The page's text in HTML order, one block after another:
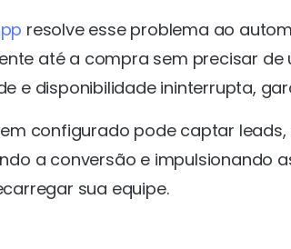
resolve esse problema ao
até a compra sem precisar
e disponibilidade ininterrupta,
configurado pode captar
a conversão e impulsionando
sua equipe.